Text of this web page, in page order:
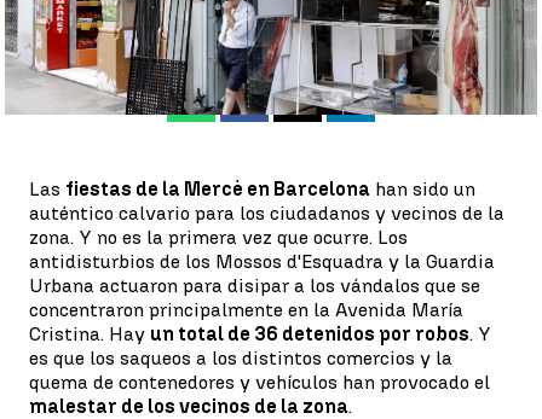
Pedro Jiménez
Publicado:26 de septiembre de 2022, 17:44
WhatsappFacebook
X Linkedin
Las fiestas de la Mercè en Barcelona han sido un
auténtico calvario para los ciudadanos y vecinos de la
zona. Y no es la primera vez que ocurre. Los
antidisturbios de los Mossos d'Esquadra y la Guardia
Urbana actuaron para disipar a los vándalos que se
concentraron principalmente en la Avenida María
Cristina. Hay un total de 36 detenidos por robos. Y
es que los saqueos a los distintos comercios y la
quema de contenedores y vehículos han provocado el
malestar de los vecinos de la zona.